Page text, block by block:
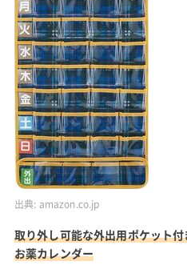
出典: amazon.co.jp
取り外し可能な外出用ポケット
お薬カレンダー